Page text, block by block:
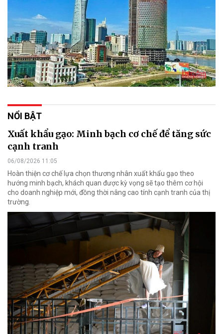
NỔI BẬT
Xuất khẩu gạo: Minh bạch cơ chế để tăng sức
cạnh tranh
06/08/2026 11:05
Hoàn thiện cơ chế lựa chọn thương nhân xuất khẩu gạo theo
hướng minh bạch, khách quan được kỳ vọng sẽ tạo thêm cơ hội
cho doanh nghiệp mới, đồng thời nâng cao tính cạnh tranh của thị
trường.